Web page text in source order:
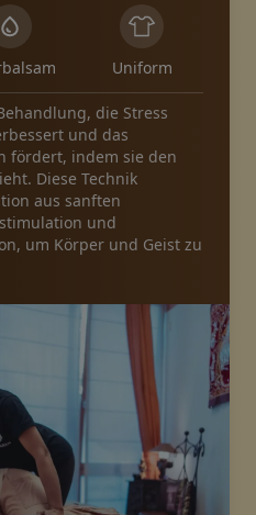
Uniform
die Stress
und das
fördert, indem sie den
Diese Technik
aus sanften
und
um Körper und Geist zu